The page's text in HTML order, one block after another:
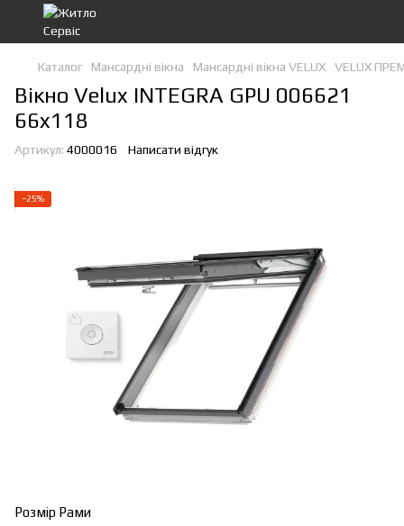
Каталог Мансардні вікна Мансардні вікна VELUX VELUX
Вікно Velux INTEGRA GPU 006621
66x118
Артикул: 4000016 Написати відгук
−25%
Розмір Рами